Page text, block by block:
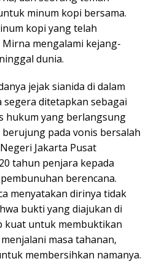
minum kopi bersama.
kopi yang telah
Mirna mengalami kejang-
dunia.
jejak sianida di dalam
segera ditetapkan sebagai
hukum yang berlangsung
pada vonis bersalah
Jakarta Pusat
tahun penjara kepada
berencana.
menyatakan dirinya tidak
bukti yang diajukan di
kuat untuk membuktikan
masa tahanan,
membersihkan namanya.